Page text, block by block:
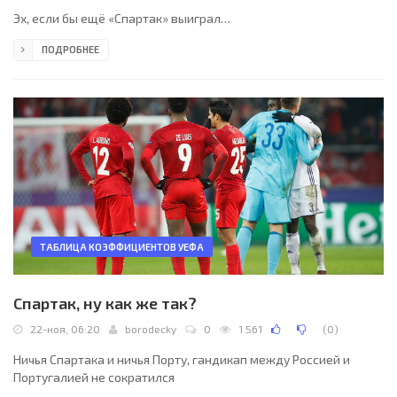
Эх, если бы ещё «Спартак» выиграл…
ПОДРОБНЕЕ
ТАБЛИЦА КОЭФФИЦИЕНТОВ УЕФА
Спартак, ну как же так?
22-ноя, 06:20 borodecky 0 1 561 (0)
Ничья Спартака и ничья Порту, гандикап между Россией и
Португалией не сократился